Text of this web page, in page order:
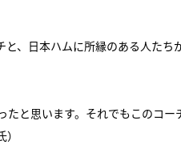
、日本ハムに所縁のある人たち
と思います。それでもこのコー